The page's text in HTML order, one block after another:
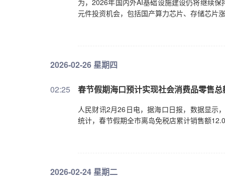
为，2026年国内外AI基础设施建设仍将继续
元件投资机会，包括国产算力芯片、存储芯片
2026-02-26 星期四
02:25 春节假期海口预计实现社会消费品零售
人民财讯2月26日电，据海口日报，数据显示
统计，春节假期全市离岛免税店累计销售额
2026-02-24 星期二